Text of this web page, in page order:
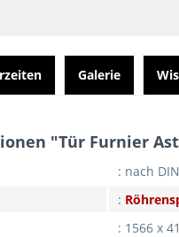
Galerie
"Tür Furnier
: nach
:
: 1566 x